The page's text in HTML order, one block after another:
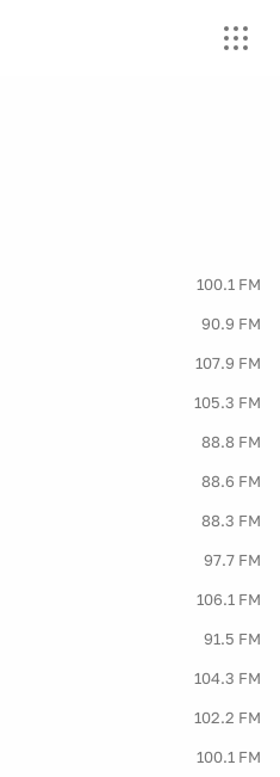
100.1 FM
90.9 FM
107.9 FM
105.3 FM
88.8 FM
88.6 FM
88.3 FM
97.7 FM
106.1 FM
91.5 FM
104.3 FM
102.2 FM
100.1 FM